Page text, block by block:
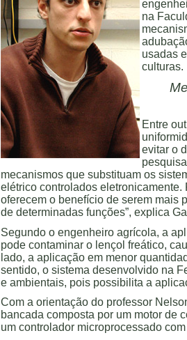
na
usadas
culturas.
Entre
evitar o
mecanismos que substituam os
elétrico controlados
oferecem o benefício de serem mais
de determinadas funções”, explica
Segundo o engenheiro agrícola, a
pode contaminar o lençol freático,
lado, a aplicação em menor
sentido, o sistema desenvolvido na
e ambientais, pois possibilita a
Com a orientação do professor
bancada composta por um motor de
um controlador microprocessado